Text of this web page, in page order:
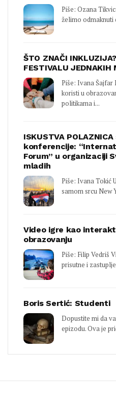
Piše: Ozana
želimo odmaknuti
ŠTO ZNAČI
FESTIVALU JEDNAKIH
Piše: Ivana Šajfar
koristi u
politikama i...
ISKUSTVA
konferencije:
Forum” u organizaciji
mladih
Piše: Ivana Tokić
samom srcu New
Video igre kao
obrazovanju
Piše: Filip Vedriš
prisutne i
Boris Sertić: Studenti
Dopustite mi da
epizodu. Ova je